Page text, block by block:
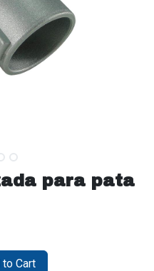
para pata
to Cart